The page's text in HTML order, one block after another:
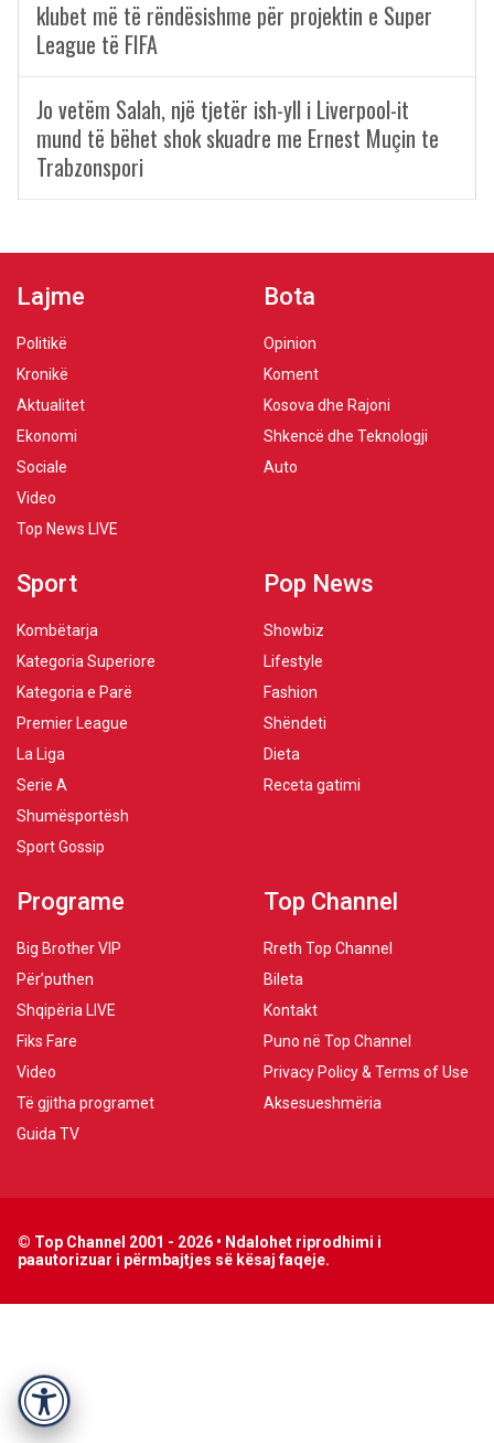
Accessibility
klubet më të rëndësishme për projektin e Super
League të FIFA
Jo vetëm Salah, një tjetër ish-yll i Liverpool-it
mund të bëhet shok skuadre me Ernest Muçin te
Trabzonspori
Lajme
Politikë
Kronikë
Aktualitet
Ekonomi
Sociale
Video
Top News LIVE
Bota
Opinion
Koment
Kosova dhe Rajoni
Shkencë dhe Teknologji
Auto
Sport
Kombëtarja
Kategoria Superiore
Kategoria e Parë
Premier League
La Liga
Serie A
Shumësportësh
Sport Gossip
Pop News
Showbiz
Lifestyle
Fashion
Shëndeti
Dieta
Receta gatimi
Programe
Big Brother VIP
Për’puthen
Shqipëria LIVE
Fiks Fare
Video
Të gjitha programet
Guida TV
Top Channel
Rreth Top Channel
Bileta
Kontakt
Puno në Top Channel
Privacy Policy & Terms of Use
Aksesueshmëria
© Top Channel 2001 - 2026 • Ndalohet riprodhimi i
paautorizuar i përmbajtjes së kësaj faqeje.